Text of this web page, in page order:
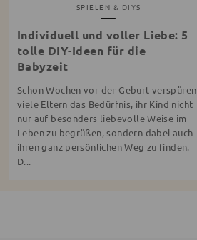
SPIELEN & DIYS
Individuell und voller Liebe: 5
tolle DIY-Ideen für die
Babyzeit
Schon Wochen vor der Geburt verspüren
viele Eltern das Bedürfnis, ihr Kind nicht
nur auf besonders liebevolle Weise im
Leben zu begrüßen, sondern dabei auch
ihren ganz persönlichen Weg zu finden.
D...